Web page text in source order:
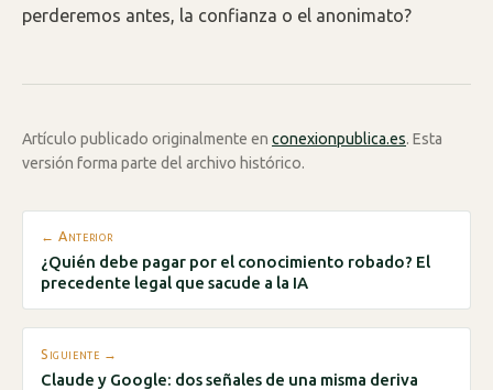
perderemos antes, la confianza o el anonimato?
Artículo publicado originalmente en conexionpublica.es. Esta
versión forma parte del archivo histórico.
← Anterior
¿Quién debe pagar por el conocimiento robado? El
precedente legal que sacude a la IA
Siguiente →
Claude y Google: dos señales de una misma deriva